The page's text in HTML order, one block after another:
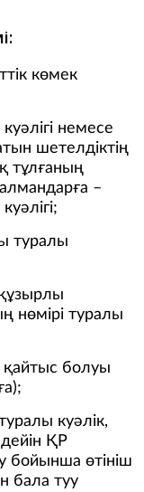
көмек
немесе
шетелдіктің
тұлғаның
–
туралы
нөмірі туралы
болуы
куәлік,
ҚР
бойынша өтініш
бала туу